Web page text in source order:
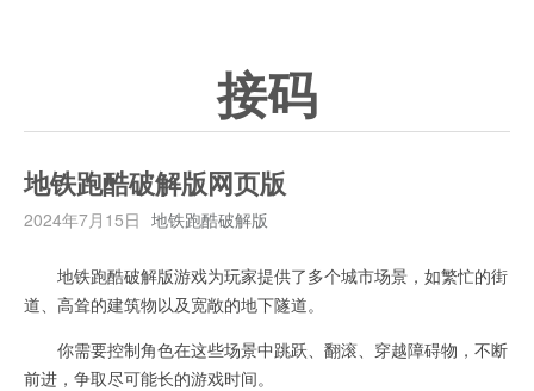
接码
地铁跑酷破解版网页版
2024年7月15日 地铁跑酷破解版
地铁跑酷破解版游戏为玩家提供了多个城市场景，如繁忙的街
道、高耸的建筑物以及宽敞的地下隧道。
你需要控制角色在这些场景中跳跃、翻滚、穿越障碍物，不断
前进，争取尽可能长的游戏时间。